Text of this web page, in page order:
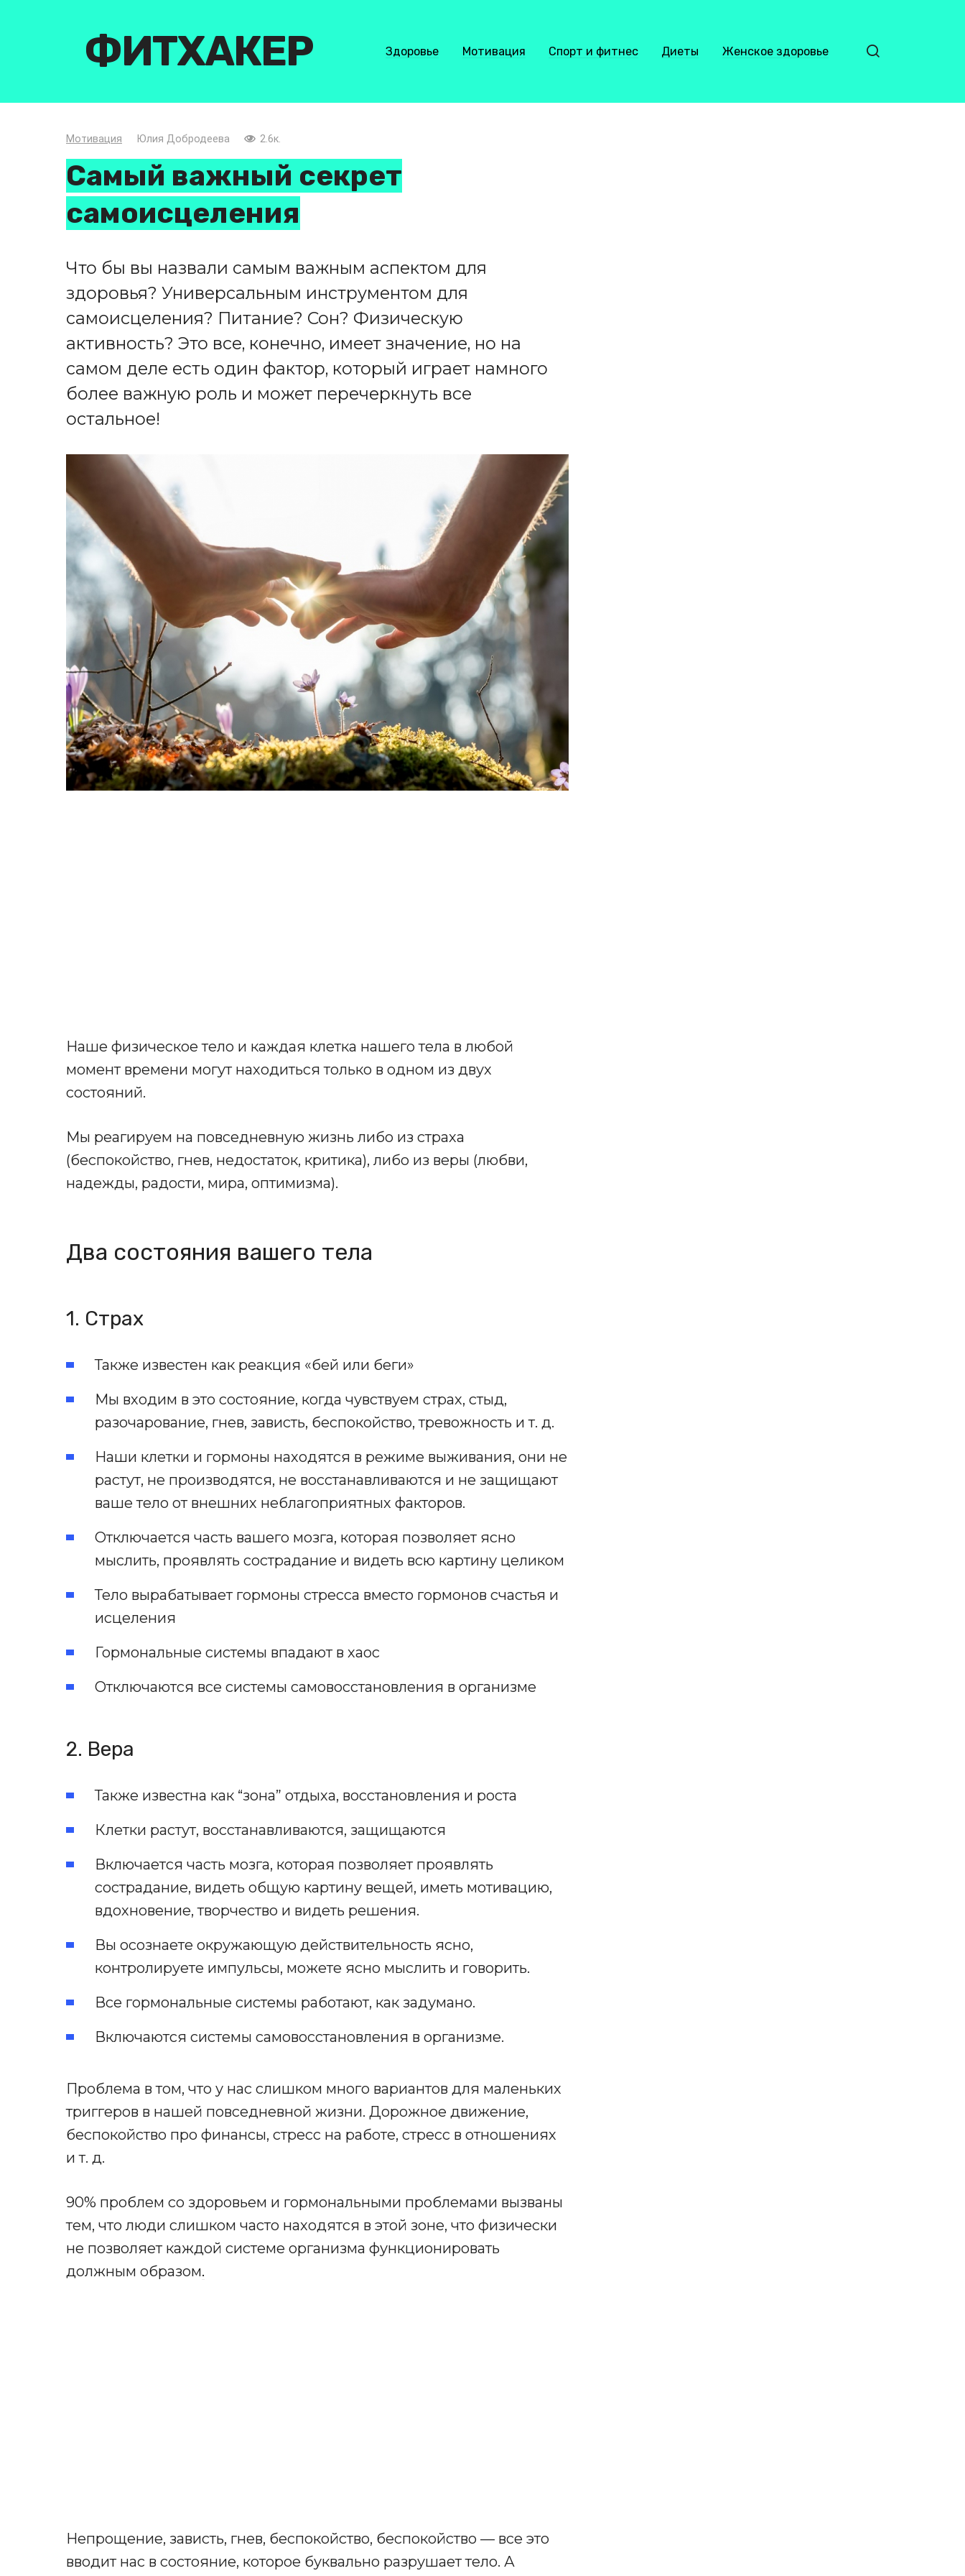
ФИТХАКЕР Здоровье Мотивация Спорт и фитнес Диеты Женское здоровье
Мотивация Юлия Добродеева 2.6к.
Самый важный секрет
самоисцеления
Что бы вы назвали самым важным аспектом для
здоровья? Универсальным инструментом для
самоисцеления? Питание? Сон? Физическую
активность? Это все, конечно, имеет значение, но на
самом деле есть один фактор, который играет намного
более важную роль и может перечеркнуть все
остальное!
Наше физическое тело и каждая клетка нашего тела в любой
момент времени могут находиться только в одном из двух
состояний.
Мы реагируем на повседневную жизнь либо из страха
(беспокойство, гнев, недостаток, критика), либо из веры (любви,
надежды, радости, мира, оптимизма).
Два состояния вашего тела
1. Страх
Также известен как реакция «бей или беги»
Мы входим в это состояние, когда чувствуем страх, стыд,
разочарование, гнев, зависть, беспокойство, тревожность и т. д.
Наши клетки и гормоны находятся в режиме выживания, они не
растут, не производятся, не восстанавливаются и не защищают
ваше тело от внешних неблагоприятных факторов.
Отключается часть вашего мозга, которая позволяет ясно
мыслить, проявлять сострадание и видеть всю картину целиком
Тело вырабатывает гормоны стресса вместо гормонов счастья и
исцеления
Гормональные системы впадают в хаос
Отключаются все системы самовосстановления в организме
2. Вера
Также известна как “зона” отдыха, восстановления и роста
Клетки растут, восстанавливаются, защищаются
Включается часть мозга, которая позволяет проявлять
сострадание, видеть общую картину вещей, иметь мотивацию,
вдохновение, творчество и видеть решения.
Вы осознаете окружающую действительность ясно,
контролируете импульсы, можете ясно мыслить и говорить.
Все гормональные системы работают, как задумано.
Включаются системы самовосстановления в организме.
Проблема в том, что у нас слишком много вариантов для маленьких
триггеров в нашей повседневной жизни. Дорожное движение,
беспокойство про финансы, стресс на работе, стресс в отношениях
и т. д.
90% проблем со здоровьем и гормональными проблемами вызваны
тем, что люди слишком часто находятся в этой зоне, что физически
не позволяет каждой системе организма функционировать
должным образом.
Непрощение, зависть, гнев, беспокойство, беспокойство — все это
вводит нас в состояние, которое буквально разрушает тело. А